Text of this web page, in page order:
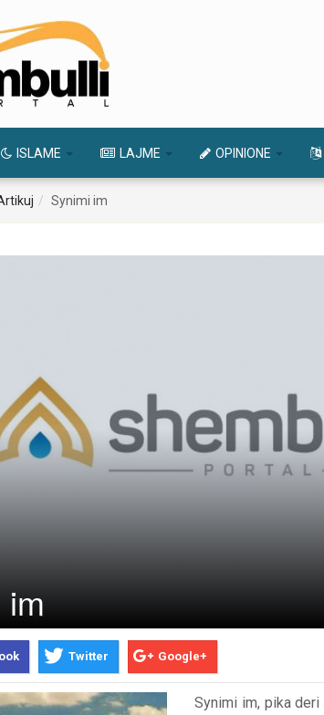
ISLAME LAJME OPINIONE
Synimi im
im
Twitter Google+
Synimi im, pika